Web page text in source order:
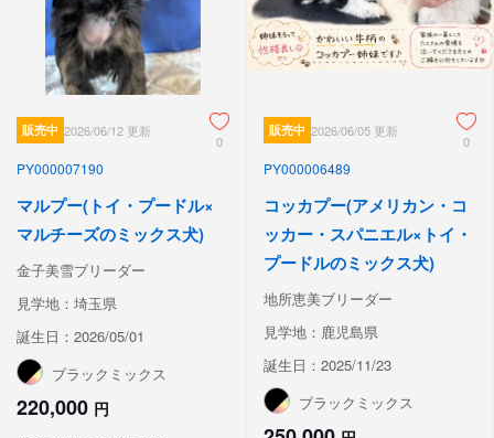
販売中 2026/06/12 更新
0
PY000007190
マルプー(トイ・プードル×
マルチーズのミックス犬)
金子美雪ブリーダー
見学地：埼玉県
誕生日：2026/05/01
ブラックミックス
220,000 円
販売中 2026/06/05 更新
0
PY000006489
コッカプー(アメリカン・コ
ッカー・スパニエル×トイ・
プードルのミックス犬)
地所恵美ブリーダー
見学地：鹿児島県
誕生日：2025/11/23
ブラックミックス